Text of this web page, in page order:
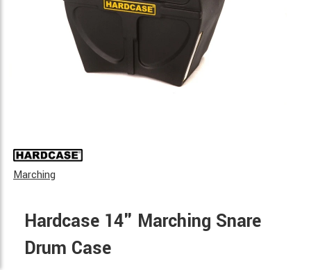
Marching
Hardcase 14" Marching Snare
Drum Case